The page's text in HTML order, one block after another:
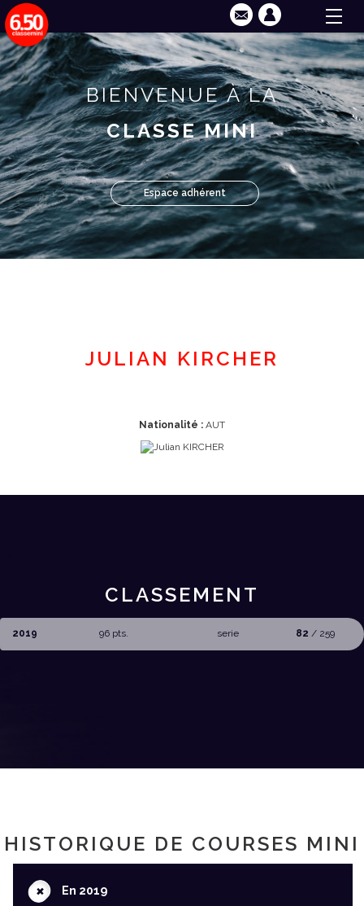
BIENVENUE À LA
CLASSE MINI
Espace adhérent
JULIAN KIRCHER
Nationalité : AUT
CLASSEMENT
2019 96 pts. serie 82 / 259
HISTORIQUE DE COURSES MINI
+En 2019